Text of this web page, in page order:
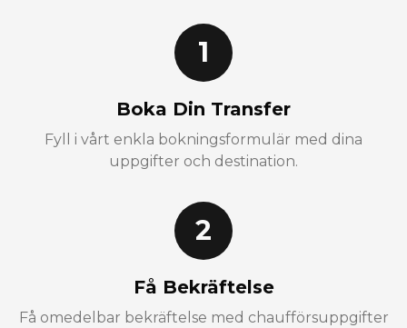
1
Boka Din Transfer
Fyll i vårt enkla bokningsformulär med dina
uppgifter och destination.
2
Få Bekräftelse
Få omedelbar bekräftelse med chaufförsuppgifter